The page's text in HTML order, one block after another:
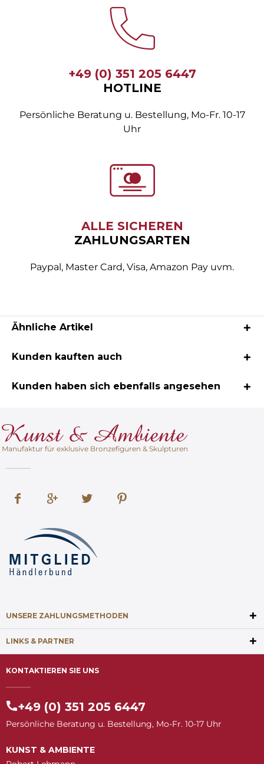
+49 (0) 351 205 6447
HOTLINE
Persönliche Beratung u. Bestellung, Mo-Fr. 10-17
Uhr
ALLE SICHEREN
ZAHLUNGSARTEN
Paypal, Master Card, Visa, Amazon Pay uvm.
Ähnliche Artikel
Kunden kauften auch
Kunden haben sich ebenfalls angesehen
Manufaktur für exklusive Bronzefiguren & Skulpturen
UNSERE ZAHLUNGSMETHODEN
LINKS & PARTNER
KONTAKTIEREN SIE UNS
+49 (0) 351 205 6447
Persönliche Beratung u. Bestellung, Mo-Fr. 10-17 Uhr
KUNST & AMBIENTE